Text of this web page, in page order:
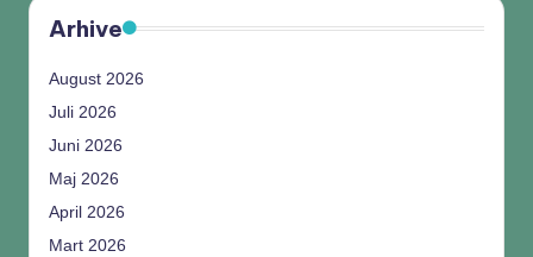
Arhive
August 2026
Juli 2026
Juni 2026
Maj 2026
April 2026
Mart 2026